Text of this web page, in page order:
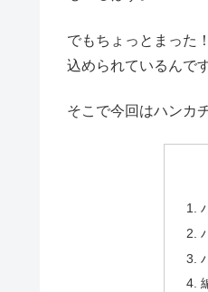
でもちょっとまった
込められているんで
そこで今回はハンカ